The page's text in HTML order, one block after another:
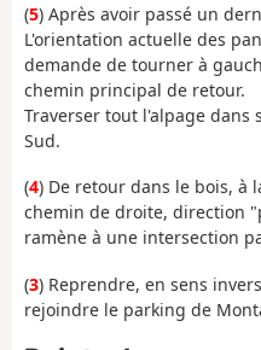
(5) Après avoir passé un
L'orientation actuelle des
demande de tourner à
chemin principal de retour.
Traverser tout l'alpage dans
Sud.
(4) De retour dans le bois, à
chemin de droite, direction
ramène à une intersection
(3) Reprendre, en sens
rejoindre le parking de